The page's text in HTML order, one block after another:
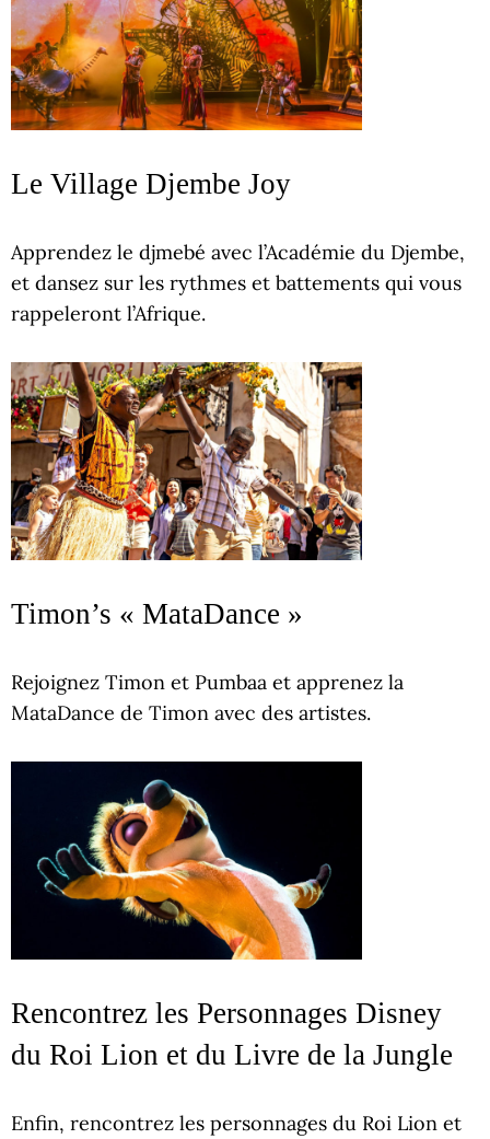
Le Village Djembe Joy
Apprendez le djmebé avec l’Académie du Djembe,
et dansez sur les rythmes et battements qui vous
rappeleront l’Afrique.
Timon’s « MataDance »
Rejoignez Timon et Pumbaa et apprenez la
MataDance de Timon avec des artistes.
Rencontrez les Personnages Disney
du Roi Lion et du Livre de la Jungle
Enfin, rencontrez les personnages du Roi Lion et